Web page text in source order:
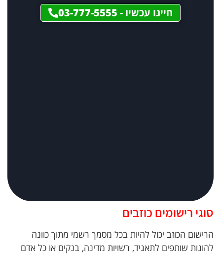
חייגו עכשיו - 03-777-5555
סוגי רישומים כוזבים
הרישום הכוזב יכול להיות בכל מסמך רשמי מתוך כוונה
להונות שותפים לתאגיד, רשויות מדינה, בנקים או כל אדם